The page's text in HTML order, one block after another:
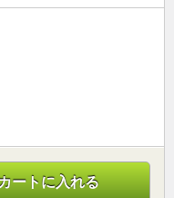
ートに入れる